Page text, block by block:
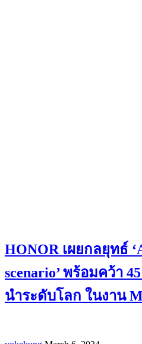
HONOR เผยกลยุทธ์
scenario’ พร้อมคว้า
นำระดับโลก ในงาน